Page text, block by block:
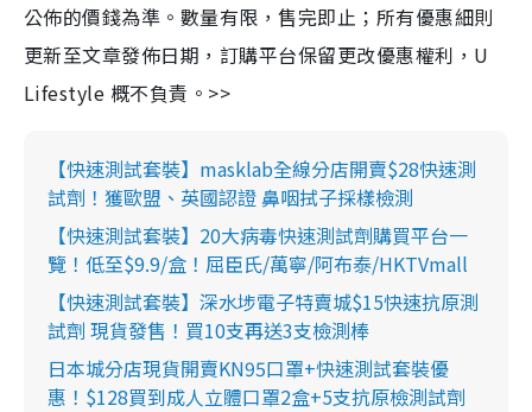
公佈的價錢為準。數量有限，售完即止；所有優惠細則
更新至文章發佈日期，訂購平台保留更改優惠權利，U
Lifestyle 概不負責。>>
【快速測試套裝】masklab全線分店開賣$28快速測
試劑！獲歐盟、英國認證 鼻咽拭子採樣檢測
【快速測試套裝】20大病毒快速測試劑購買平台一
覽！低至$9.9/盒！屈臣氏/萬寧/阿布泰/HKTVmall
【快速測試套裝】深水埗電子特賣城$15快速抗原測
試劑 現貨發售！買10支再送3支檢測棒
日本城分店現貨開賣KN95口罩+快速測試套裝優
惠！$128買到成人立體口罩2盒+5支抗原檢測試劑